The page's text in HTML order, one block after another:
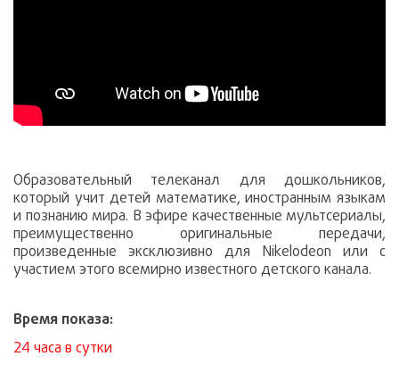
Образовательный телеканал для дошкольников,
который учит детей математике, иностранным языкам
и познанию мира. В эфире качественные мультсериалы,
преимущественно оригинальные передачи,
произведенные эксклюзивно для Nikelodeon или с
участием этого всемирно известного детского канала.
Время показа:
24 часа в сутки